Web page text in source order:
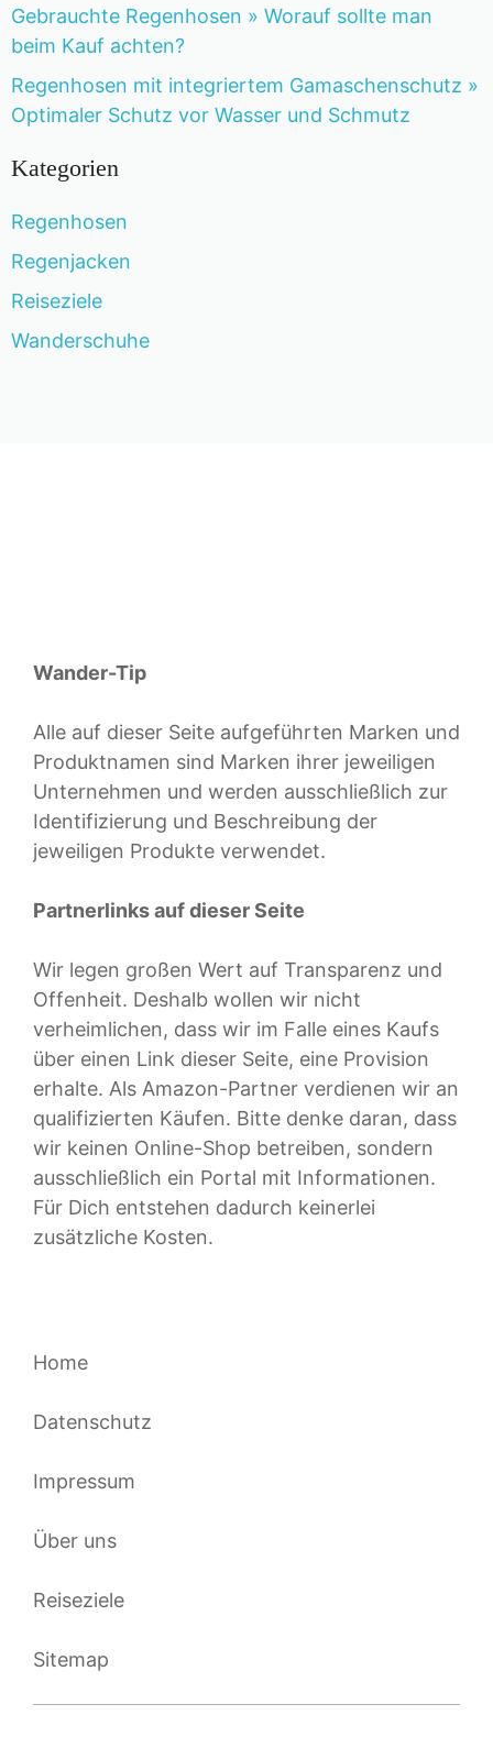
Gebrauchte Regenhosen » Worauf sollte man
beim Kauf achten?
Regenhosen mit integriertem Gamaschenschutz »
Optimaler Schutz vor Wasser und Schmutz
Kategorien
Regenhosen
Regenjacken
Reiseziele
Wanderschuhe
Wander-Tip
Alle auf dieser Seite aufgeführten Marken und
Produktnamen sind Marken ihrer jeweiligen
Unternehmen und werden ausschließlich zur
Identifizierung und Beschreibung der
jeweiligen Produkte verwendet.
Partnerlinks auf dieser Seite
Wir legen großen Wert auf Transparenz und
Offenheit. Deshalb wollen wir nicht
verheimlichen, dass wir im Falle eines Kaufs
über einen Link dieser Seite, eine Provision
erhalte. Als Amazon-Partner verdienen wir an
qualifizierten Käufen. Bitte denke daran, dass
wir keinen Online-Shop betreiben, sondern
ausschließlich ein Portal mit Informationen.
Für Dich entstehen dadurch keinerlei
zusätzliche Kosten.
Home
Datenschutz
Impressum
Über uns
Reiseziele
Sitemap